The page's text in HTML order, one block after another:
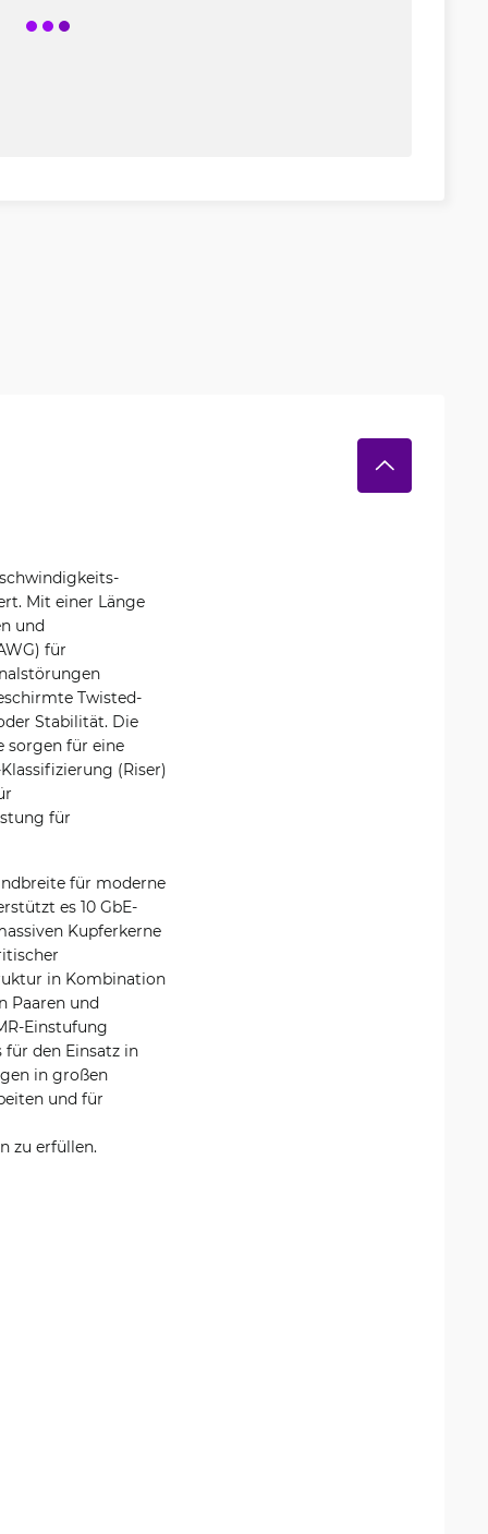
Mit einer Länge
und
für
Twisted-
Stabilität. Die
sorgen für eine
(Riser)
für
für moderne
es 10 GbE-
Kupferkerne
in Kombination
Paaren und
Einstufung
den Einsatz in
in großen
und für
zu erfüllen.